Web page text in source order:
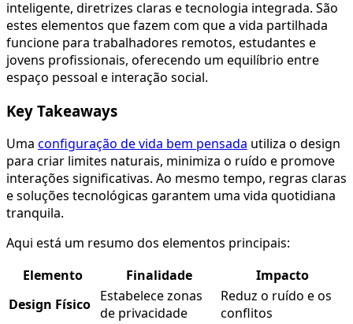
inteligente, diretrizes claras e tecnologia integrada. São
estes elementos que fazem com que a vida partilhada
funcione para trabalhadores remotos, estudantes e
jovens profissionais, oferecendo um equilíbrio entre
espaço pessoal e interação social.
Key Takeaways
Uma configuração de vida bem pensada utiliza o design
para criar limites naturais, minimiza o ruído e promove
interações significativas. Ao mesmo tempo, regras claras
e soluções tecnológicas garantem uma vida quotidiana
tranquila.
Aqui está um resumo dos elementos principais:
Elemento
Finalidade
Impacto
Design Físico Estabelece zonas
de privacidade
Reduz o ruído e os
conflitos